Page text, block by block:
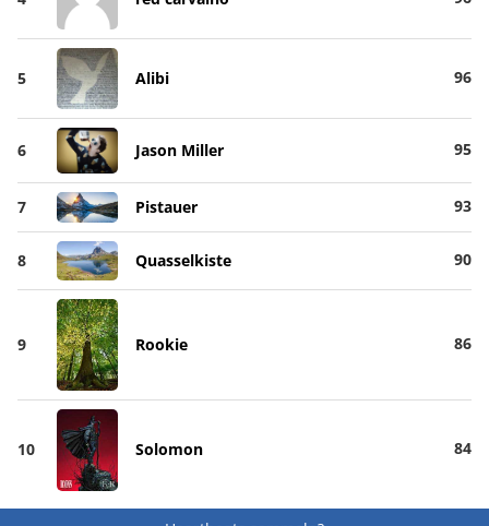
5 Alibi 96
6 Jason Miller 95
7 Pistauer 93
8 Quasselkiste 90
9 Rookie 86
10 Solomon 84